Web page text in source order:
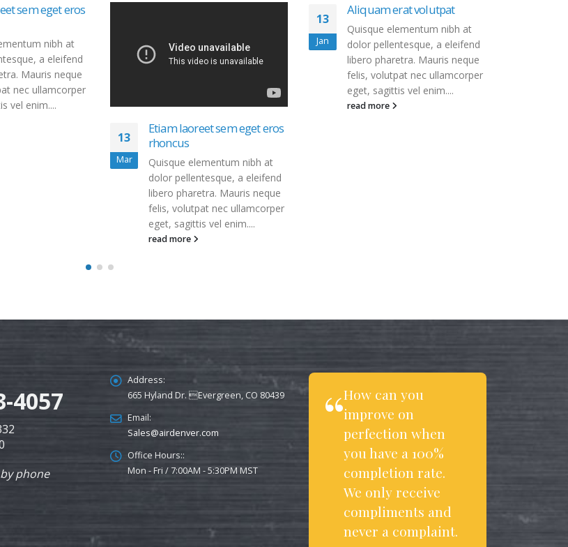
sem eget eros
nibh at
a eleifend
Mauris neque
nec ullamcorper
vel enim....
13
Mar
Etiam laoreet sem eget eros
rhoncus
Quisque elementum nibh at
dolor pellentesque, a eleifend
libero pharetra. Mauris neque
felis, volutpat nec ullamcorper
eget, sagittis vel enim....
read more
13
Jan
Aliquam erat volutpat
Quisque elementum nibh at
dolor pellentesque, a eleifend
libero pharetra. Mauris neque
felis, volutpat nec ullamcorper
eget, sagittis vel enim....
read more
4057
phone
Address:
665 Hyland Dr. Evergreen, CO 80439
Email:
Sales@airdenver.com
Office Hours::
Mon - Fri / 7:00AM - 5:30PM MST
How can you
improve on
perfection when
you have a 100%
completion rate.
We only receive
compliments and
never a complaint.